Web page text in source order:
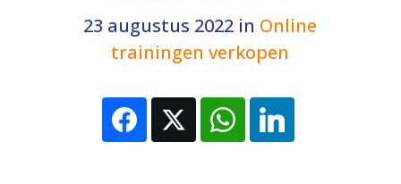
23 augustus 2022 in Online
trainingen verkopen